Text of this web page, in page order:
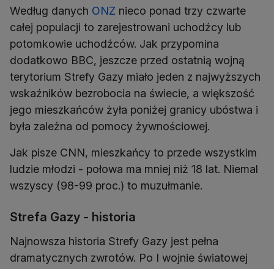
Według danych ONZ nieco ponad trzy czwarte
całej populacji to zarejestrowani uchodźcy lub
potomkowie uchodźców. Jak przypomina
dodatkowo BBC, jeszcze przed ostatnią wojną
terytorium Strefy Gazy miało jeden z najwyższych
wskaźników bezrobocia na świecie, a większość
jego mieszkańców żyła poniżej granicy ubóstwa i
była zależna od pomocy żywnościowej.
Jak pisze CNN, mieszkańcy to przede wszystkim
ludzie młodzi - połowa ma mniej niż 18 lat. Niemal
wszyscy (98-99 proc.) to muzułmanie.
Strefa Gazy - historia
Najnowsza historia Strefy Gazy jest pełna
dramatycznych zwrotów. Po I wojnie światowej